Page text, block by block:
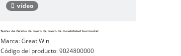
vídeo
Tester de flexión de cuero de cuero de durabilidad horizontal
Marca:Great Win
Código del producto:9024800000